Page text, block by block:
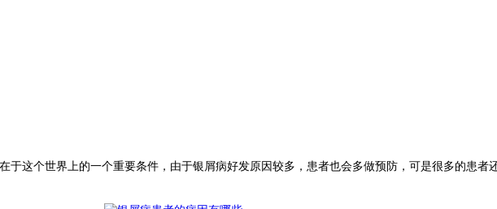
这个世界上的一个重要条件，由于银屑病好发原因较多，患者也会多做预防，可是很多的患者